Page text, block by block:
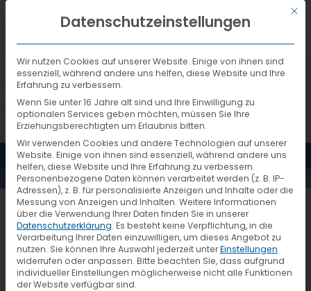
DEUTSCH
MENÜ
AKTUELLES
Logistics for Europe
Mit
Datenschutzeinstellungen
Wir nutzen Cookies auf unserer Website. Einige von ihnen sind
essenziell, während andere uns helfen, diese Website und Ihre
Erfahrung zu verbessern.
Wenn Sie unter 16 Jahre alt sind und Ihre Einwilligung zu
optionalen Services geben möchten, müssen Sie Ihre
Erziehungsberechtigten um Erlaubnis bitten.
Wir verwenden Cookies und andere Technologien auf unserer
Website. Einige von ihnen sind essenziell, während andere uns
helfen, diese Website und Ihre Erfahrung zu verbessern.
Personenbezogene Daten können verarbeitet werden (z. B. IP-
Adressen), z. B. für personalisierte Anzeigen und Inhalte oder die
Messung von Anzeigen und Inhalten. Weitere Informationen
über die Verwendung Ihrer Daten finden Sie in unserer
Datenschutzerklärung. Es besteht keine Verpflichtung, in die
Verarbeitung Ihrer Daten einzuwilligen, um dieses Angebot zu
nutzen. Sie können Ihre Auswahl jederzeit unterEinstellungen
widerrufen oder anpassen. Bitte beachten Sie, dass aufgrund
individueller Einstellungen möglicherweise nicht alle Funktionen
der Website verfügbar sind.